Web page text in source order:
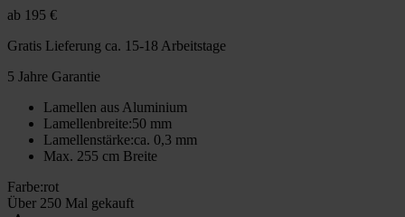
ab 195 €
Gratis Lieferung ca. 15-18 Arbeitstage
5 Jahre Garantie
Lamellen aus Aluminium
Lamellenbreite:50 mm
Lamellenstärke:ca. 0,3 mm
Max. 255 cm Breite
Farbe:rot
Über 250 Mal gekauft